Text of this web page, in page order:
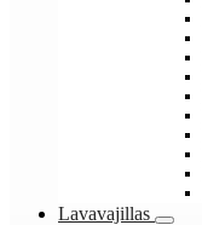
Lavavajillas